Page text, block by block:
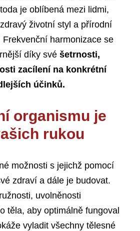
je oblíbená mezi lidmi,
životní styl a přírodní
harmonizace se
díky svéšetrnosti,
zacílení na konkrétní
účinků.
organismu je
rukou
možnosti s jejichž pomocí
zdraví a dále je budovat.
uvolněnosti
těla, aby optimálně fungoval
vyladit všechny tělesné